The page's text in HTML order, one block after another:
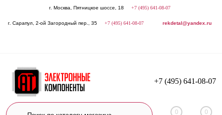
г. Москва, Пятницкое шоссе, 18 +7 (495) 641-08-07
г. Сарапул, 2-ой Загородный пер., 35 +7 (495) 641-08-07 rekdetal@yandex.ru
+7 (495) 641-08-07
0 0